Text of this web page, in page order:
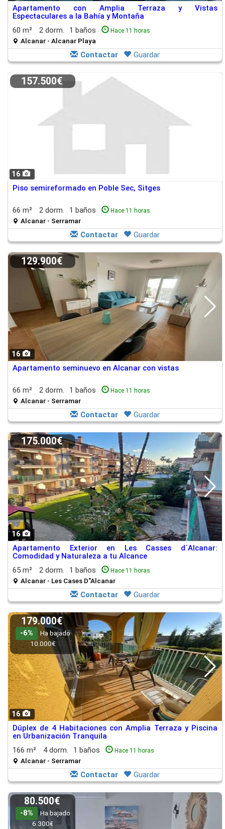
Apartamento con Amplia Terraza y Vistas
Espectaculares a la Bahía y Montaña
60 m²
2 dorm. 1 baños Hace 11 horas
Alcanar - Alcanar Playa
Contactar Guardar
16
157.500€
Piso semireformado en Poble Sec, Sitges
66 m² 2 dorm. 1 baños Hace 11 horas
Alcanar - Serramar
Contactar Guardar
16
129.900€
Apartamento seminuevo en Alcanar con vistas
66 m² 2 dorm. 1 baños Hace 11 horas
Alcanar - Serramar
Contactar Guardar
16
175.000€
Apartamento Exterior en Les Casses d´Alcanar:
Comodidad y Naturaleza a tu Alcance
65 m²
2 dorm. 1 baños Hace 11 horas
Alcanar - Les Cases D"Alcanar
Contactar Guardar
16
179.000€
-6%
Ha bajado
10.000€
Dúplex de 4 Habitaciones con Amplia Terraza y Piscina
en Urbanización Tranquila
166 m²
4 dorm. 1 baños Hace 11 horas
Alcanar - Serramar
Contactar Guardar
80.500€
-8%
Ha bajado
6.300€